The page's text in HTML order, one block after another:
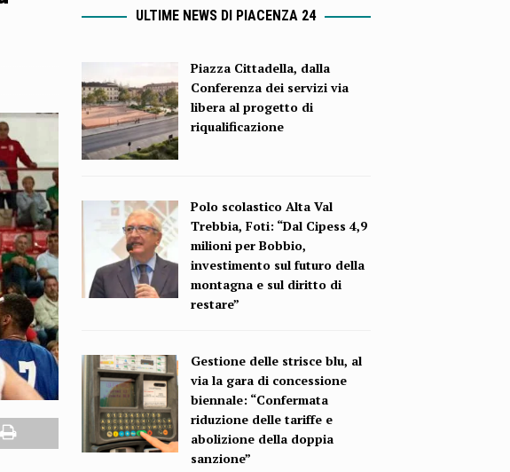
ULTIME NEWS DI PIACENZA 24
Piazza Cittadella, dalla
Conferenza dei servizi via
libera al progetto di
riqualificazione
Polo scolastico Alta Val
Trebbia, Foti: “Dal Cipess 4,9
milioni per Bobbio,
investimento sul futuro della
montagna e sul diritto di
restare”
Gestione delle strisce blu, al
via la gara di concessione
biennale: “Confermata
riduzione delle tariffe e
abolizione della doppia
sanzione”